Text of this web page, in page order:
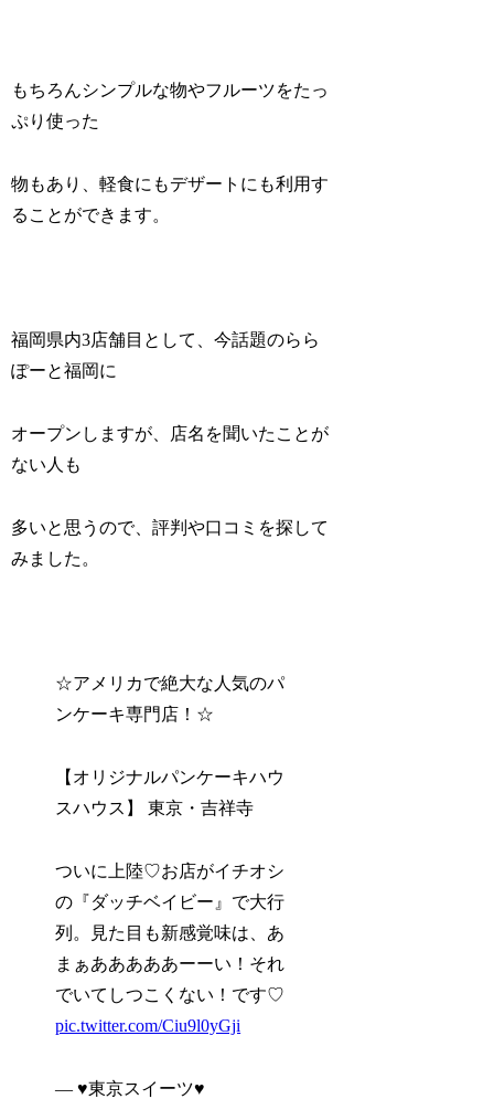
もちろんシンプルな物やフルーツをたっ
ぷり使った
物もあり、軽食にもデザートにも利用す
ることができます。
福岡県内3店舗目として、今話題のらら
ぽーと福岡に
オープンしますが、店名を聞いたことが
ない人も
多いと思うので、評判や口コミを探して
みました。
☆アメリカで絶大な人気のパ
ンケーキ専門店！☆
【オリジナルパンケーキハウ
スハウス】 東京・吉祥寺
ついに上陸♡お店がイチオシ
の『ダッチベイビー』で大行
列。見た目も新感覚味は、あ
まぁあああああーーい！それ
でいてしつこくない！です♡
pic.twitter.com/Ciu9l0yGji
— ♥東京スイーツ♥